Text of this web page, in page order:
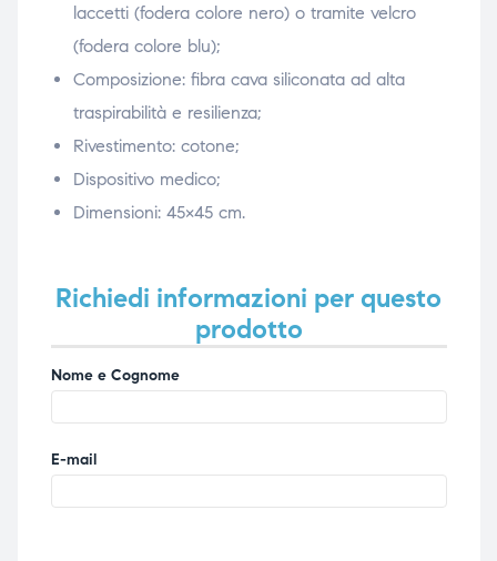
laccetti (fodera colore nero) o tramite velcro
(fodera colore blu);
Composizione: fibra cava siliconata ad alta
traspirabilità e resilienza;
Rivestimento: cotone;
Dispositivo medico;
Dimensioni: 45×45 cm.
Richiedi informazioni per questo
prodotto
Nome e Cognome
E-mail